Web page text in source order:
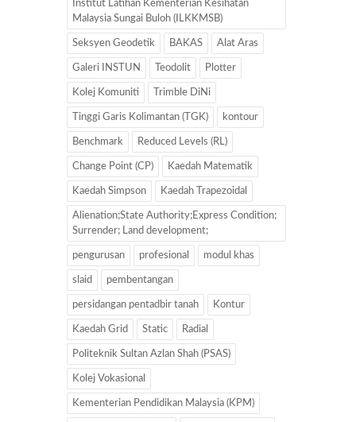
Institut Latihan Kementerian Kesihatan
Malaysia Sungai Buloh (ILKKMSB)
Seksyen Geodetik BAKAS Alat Aras
Galeri INSTUN Teodolit Plotter
Kolej Komuniti Trimble DiNi
Tinggi Garis Kolimantan (TGK) kontour
Benchmark Reduced Levels (RL)
Change Point (CP) Kaedah Matematik
Kaedah Simpson Kaedah Trapezoidal
Alienation;State Authority;Express Condition;
Surrender; Land development;
pengurusan profesional modul khas
slaid pembentangan
persidangan pentadbir tanah Kontur
Kaedah Grid Static Radial
Politeknik Sultan Azlan Shah (PSAS)
Kolej Vokasional
Kementerian Pendidikan Malaysia (KPM)